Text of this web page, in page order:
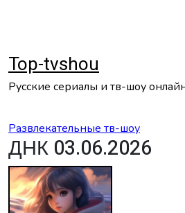
Top-tvshou
Русские сериалы и тв-шоу
Развлекательные тв-шоу
ДНК 03.06.2026